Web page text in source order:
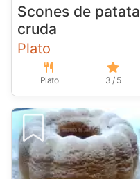
Scones de patata
cruda
Plato
Plato 3 / 5